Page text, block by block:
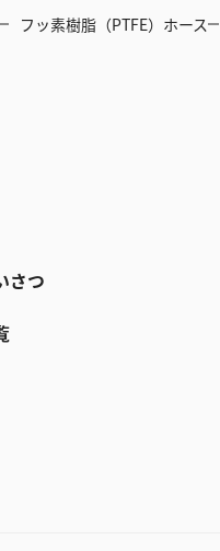
フッ素樹脂（PTFE）ホース
さつ